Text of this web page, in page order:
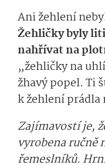
Ani žehlení
Žehličky byly
nahřívat na
„žehličky na
žhavý popel. Ti
k žehlení prádla
Zajímavostí je,
vyrobena ručně
řemeslníků.